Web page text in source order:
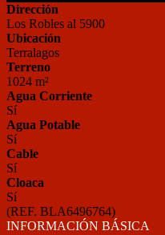
Dirección
Los Robles al 5900
Ubicación
Terralagos
Terreno
1024 m²
Agua Corriente
Sí
Agua Potable
Sí
Cable
Sí
Cloaca
Sí
(REF. BLA6496764)
INFORMACIÓN BÁSICA